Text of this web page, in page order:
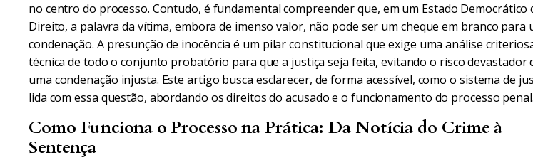
no centro do processo. Contudo, é fundamental compreender que, em um Estado Democrático
Direito, a palavra da vítima, embora de imenso valor, não pode ser um cheque em branco para
condenação. A presunção de inocência é um pilar constitucional que exige uma análise
técnica de todo o conjunto probatório para que a justiça seja feita, evitando o risco devastador
uma condenação injusta. Este artigo busca esclarecer, de forma acessível, como o sistema de
lida com essa questão, abordando os direitos do acusado e o funcionamento do processo penal.
Como Funciona o Processo na Prática: Da Notícia do Crime à
Sentença